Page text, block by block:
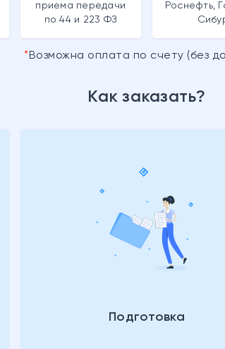
приема передачи
по 44 и 223 ФЗ
Роснефть,
Возможна оплата по счету (без
Как заказать?
Подготовка